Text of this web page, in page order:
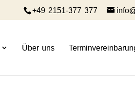
+49 2151-377 377
Über uns